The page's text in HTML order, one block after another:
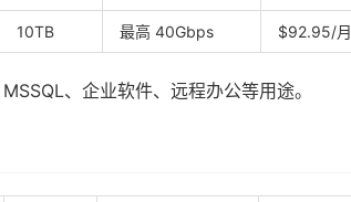
10TB 最高 40Gbps $92.95/月
、企业软件、远程办公等用途。